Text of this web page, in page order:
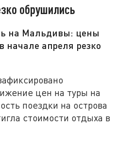
обрушились
на Мальдивы: цены
начале апреля резко
цен на туры на
поездки на острова
стоимости отдыха в